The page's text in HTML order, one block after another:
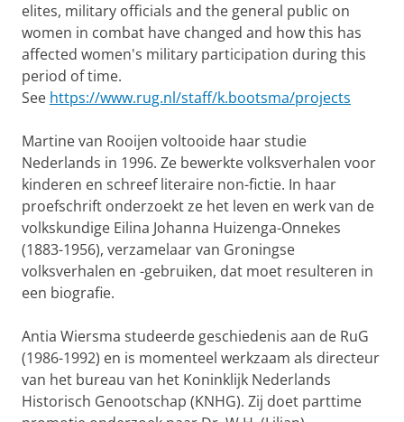
elites, military officials and the general public on
women in combat have changed and how this has
affected women's military participation during this
period of time.
See https://www.rug.nl/staff/k.bootsma/projects
Martine van Rooijen voltooide haar studie
Nederlands in 1996. Ze bewerkte volksverhalen voor
kinderen en schreef literaire non-fictie. In haar
proefschrift onderzoekt ze het leven en werk van de
volkskundige Eilina Johanna Huizenga-Onnekes
(1883-1956), verzamelaar van Groningse
volksverhalen en -gebruiken, dat moet resulteren in
een biografie.
Antia Wiersma studeerde geschiedenis aan de RuG
(1986-1992) en is momenteel werkzaam als directeur
van het bureau van het Koninklijk Nederlands
Historisch Genootschap (KNHG). Zij doet parttime